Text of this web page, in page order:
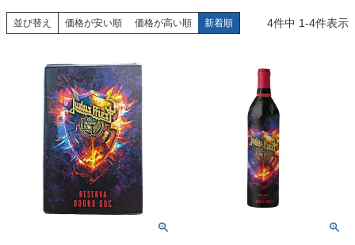
並び替え 価格が安い順 価格が高い順 新着順 4件中 1-4件表示